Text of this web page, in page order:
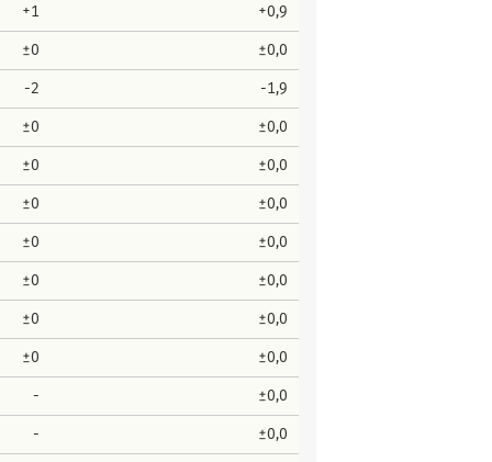
+1 +0,9
±0 ±0,0
-2 -1,9
±0 ±0,0
±0 ±0,0
±0 ±0,0
±0 ±0,0
±0 ±0,0
±0 ±0,0
±0 ±0,0
- ±0,0
- ±0,0